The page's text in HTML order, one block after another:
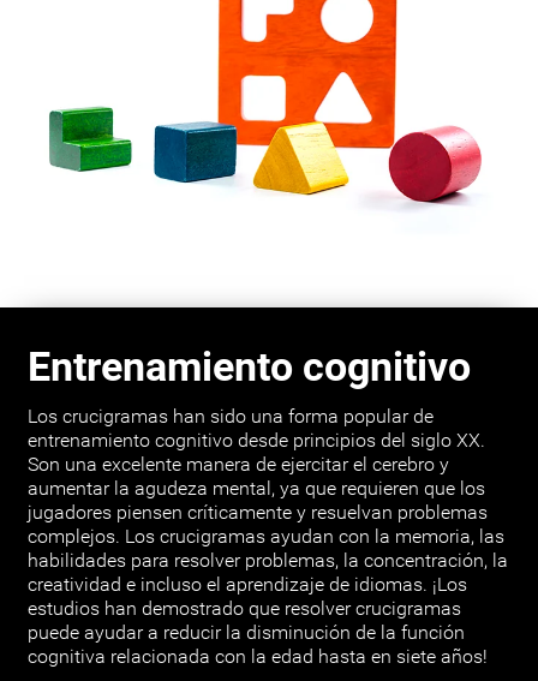
Entrenamiento cognitivo
Los crucigramas han sido una forma popular de
entrenamiento cognitivo desde principios del siglo XX.
Son una excelente manera de ejercitar el cerebro y
aumentar la agudeza mental, ya que requieren que los
jugadores piensen críticamente y resuelvan problemas
complejos. Los crucigramas ayudan con la memoria, las
habilidades para resolver problemas, la concentración, la
creatividad e incluso el aprendizaje de idiomas. ¡Los
estudios han demostrado que resolver crucigramas
puede ayudar a reducir la disminución de la función
cognitiva relacionada con la edad hasta en siete años!